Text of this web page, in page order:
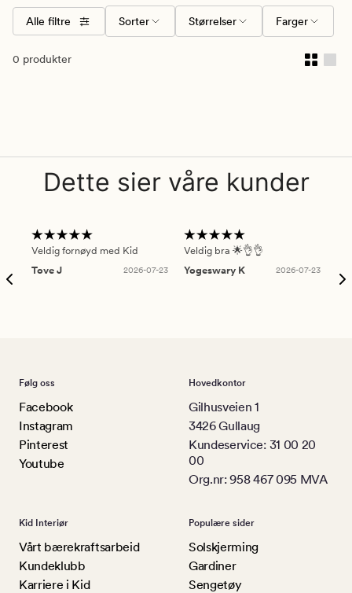
Alle filtre Sorter Størrelser Farger
0 produkter
Dette sier våre kunder
Veldig fornøyd med Kid
Tove J
2026-07-23
Veldig bra 🌟👌👌
Yogeswary K
2026-07-23
Følg oss
Facebook
Instagram
Pinterest
Youtube
Hovedkontor
Gilhusveien 1
3426 Gullaug
Kundeservice: 31 00 20
00
Org.nr: 958 467 095 MVA
Kid Interiør
Vårt bærekraftsarbeid
Kundeklubb
Karriere i Kid
Populære sider
Solskjerming
Gardiner
Sengetøy